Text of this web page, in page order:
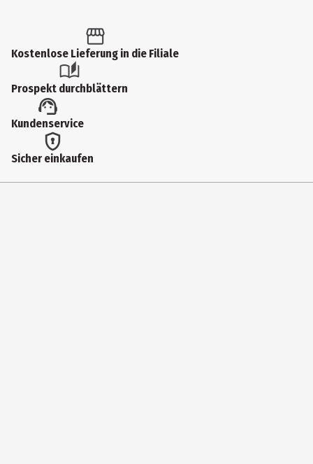
Kostenlose Lieferung in die Filiale
Prospekt durchblättern
Kundenservice
Sicher einkaufen